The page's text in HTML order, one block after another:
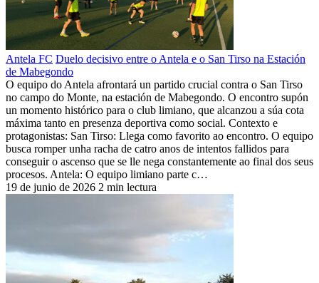
Antela FC Duelo decisivo entre o Antela e o San Tirso na Estación
de Mabegondo
O equipo do Antela afrontará un partido crucial contra o San Tirso
no campo do Monte, na estación de Mabegondo. O encontro supón
un momento histórico para o club limiano, que alcanzou a súa cota
máxima tanto en presenza deportiva como social. Contexto e
protagonistas: San Tirso: Llega como favorito ao encontro. O equipo
busca romper unha racha de catro anos de intentos fallidos para
conseguir o ascenso que se lle nega constantemente ao final dos seus
procesos. Antela: O equipo limiano parte c…
19 de junio de 2026 2 min lectura